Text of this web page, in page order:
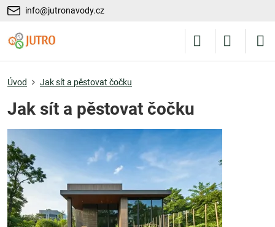
info@jutronavody.cz
Úvod Jak sít a pěstovat čočku
Jak sít a pěstovat čočku